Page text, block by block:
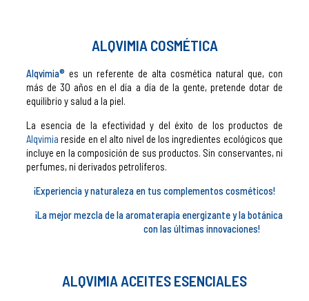
ALQVIMIA COSMÉTICA
Alqvimia® es un referente de alta cosmética natural que, con
más de 30 años en el día a día de la gente, pretende dotar de
equilibrio y salud a la piel.
La esencia de la efectividad y del éxito de los productos de
Alqvimia reside en el alto nivel de los ingredientes ecológicos que
incluye en la composición de sus productos. Sin conservantes, ni
perfumes, ni derivados petrolíferos.
¡Experiencia y naturaleza en tus complementos cosméticos!
¡La mejor mezcla de la aromaterapia energizante y la botánica
con las últimas innovaciones!
ALQVIMIA ACEITES ESENCIALES